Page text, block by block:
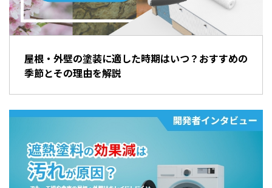
屋根・外壁の塗装に適した時期はいつ？おすすめの
季節とその理由を解説